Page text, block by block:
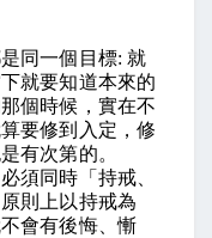
同一個目標: 就
就要知道本來的
個時候，實在不
要修到入定，修
有次第的。
須同時「持戒、
則上以持戒為
會有後悔、慚